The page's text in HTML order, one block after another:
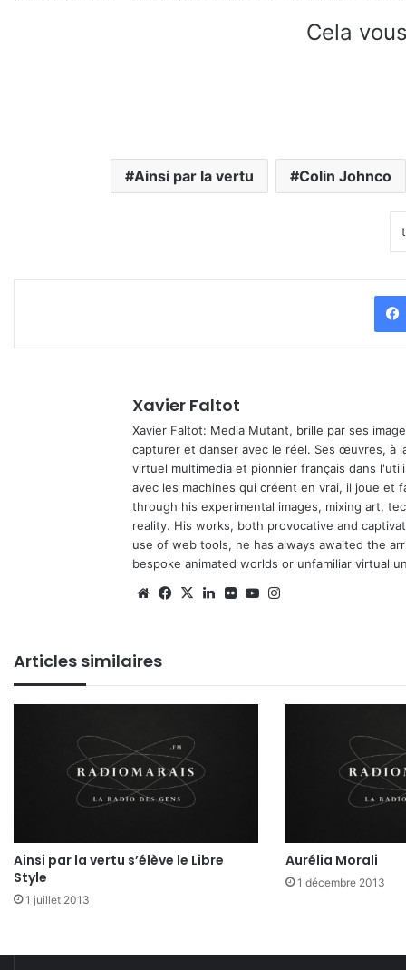
Cela
Ainsi par la vertu Colin Johnco
Xavier Faltot
Xavier Faltot: Media Mutant, brille par ses
capturer et danser avec le réel. Ses œuvres, à
virtuel multimedia et pionnier français dans
avec les machines qui créent en vrai, il joue et
through his experimental images, mixing art,
reality. His works, both provocative and
use of web tools, he has always awaited the
bespoke animated worlds or unfamiliar virtual
We Fa
X
Lin Fli Yo
Articles similaires
Ainsi par la vertu s’élève le Libre
Style
1 juillet 2013
Aurélia Morali
1 décembre 2013